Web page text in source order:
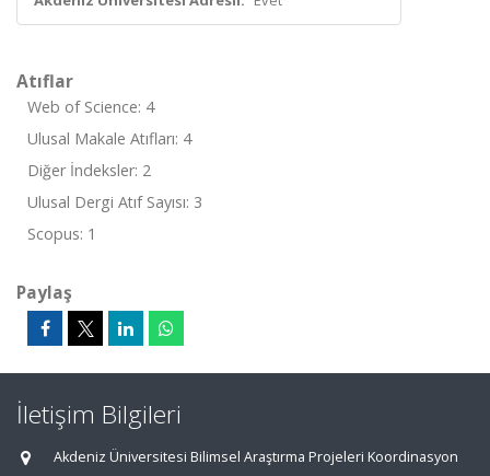
Atıflar
Web of Science: 4
Ulusal Makale Atıfları: 4
Diğer İndeksler: 2
Ulusal Dergi Atıf Sayısı: 3
Scopus: 1
Paylaş
İletişim Bilgileri
Akdeniz Üniversitesi Bilimsel Araştırma Projeleri Koordinasyon